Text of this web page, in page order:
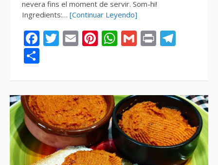
nevera fins el moment de servir. Som-hi!
Ingredients:… [Continuar Leyendo]
Facebook
Twitter
EmailPinterest
WhatsApp
Gmail
Print